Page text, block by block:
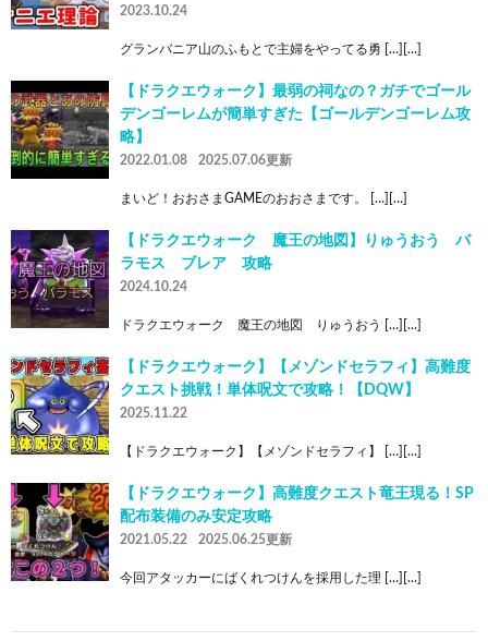
2023.10.24
グランバニア山のふもとで主婦をやってる勇 […][…]
【ドラクエウォーク】最弱の祠なの？ガチでゴール
デンゴーレムが簡単すぎた【ゴールデンゴーレム攻
略】
2022.01.08 2025.07.06更新
まいど！おおさまGAMEのおおさまです。 […][…]
【ドラクエウォーク 魔王の地図】りゅうおう バ
ラモス ブレア 攻略
2024.10.24
ドラクエウォーク 魔王の地図 りゅうおう […][…]
【ドラクエウォーク】【メゾンドセラフィ】高難度
クエスト挑戦！単体呪文で攻略！【DQW】
2025.11.22
【ドラクエウォーク】【メゾンドセラフィ】 […][…]
【ドラクエウォーク】高難度クエスト竜王現る！SP
配布装備のみ安定攻略
2021.05.22 2025.06.25更新
今回アタッカーにばくれつけんを採用した理 […][…]